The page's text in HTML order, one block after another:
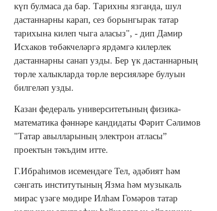
күп булмаса да бар. Тарихны язганда, шул
дастаннарны карап, сез борынгырак татар
тарихына килеп чыга аласыз", - дип Дамир
Исхаков төбәкчеләргә ярдәмгә килерлек
дастаннарны санап узды. Бер үк дастаннарның
төрле халыкларда төрле версияләре булуын
билгеләп узды.
Казан федераль университетының физика-
математика фәннәре кандидаты Фәрит Сәлимов
"Татар авылларының электрон атласы”
проектын тәкъдим итте.
Г.Ибраһимов исемендәге Тел, әдәбият һәм
сәнгать институтының Язма һәм музыкаль
мирас үзәге мөдире Илһам Гомәров татар